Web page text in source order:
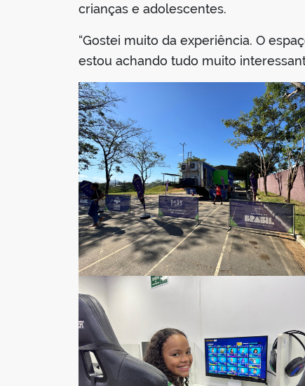
crianças e adolescentes.
“Gostei muito da experiência. O
estou achando tudo muito